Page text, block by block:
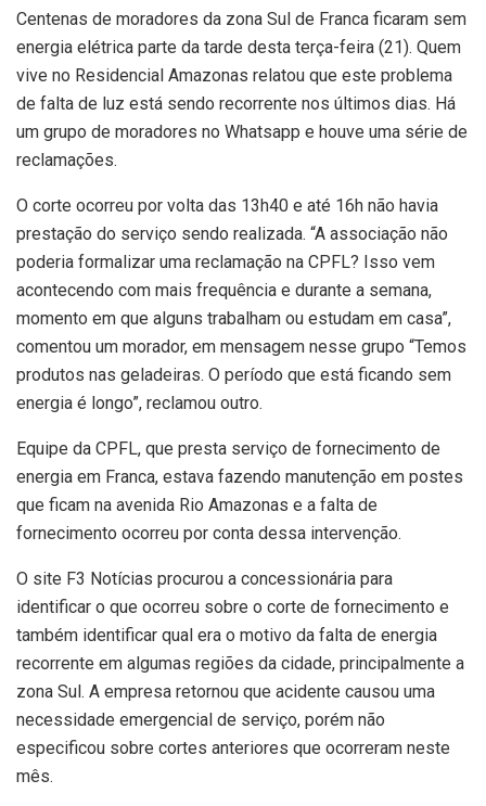
Centenas de moradores da zona Sul de Franca ficaram sem
energia elétrica parte da tarde desta terça-feira (21). Quem
vive no Residencial Amazonas relatou que este problema
de falta de luz está sendo recorrente nos últimos dias. Há
um grupo de moradores no Whatsapp e houve uma série de
reclamações.
O corte ocorreu por volta das 13h40 e até 16h não havia
prestação do serviço sendo realizada. “A associação não
poderia formalizar uma reclamação na CPFL? Isso vem
acontecendo com mais frequência e durante a semana,
momento em que alguns trabalham ou estudam em casa”,
comentou um morador, em mensagem nesse grupo “Temos
produtos nas geladeiras. O período que está ficando sem
energia é longo”, reclamou outro.
Equipe da CPFL, que presta serviço de fornecimento de
energia em Franca, estava fazendo manutenção em postes
que ficam na avenida Rio Amazonas e a falta de
fornecimento ocorreu por conta dessa intervenção.
O site F3 Notícias procurou a concessionária para
identificar o que ocorreu sobre o corte de fornecimento e
também identificar qual era o motivo da falta de energia
recorrente em algumas regiões da cidade, principalmente a
zona Sul. A empresa retornou que acidente causou uma
necessidade emergencial de serviço, porém não
especificou sobre cortes anteriores que ocorreram neste
mês.